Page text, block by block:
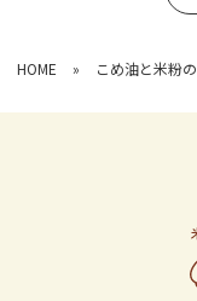
HOME » こめ油と米粉